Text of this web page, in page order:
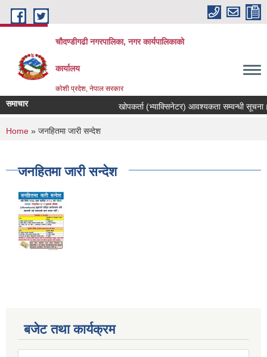
Skip to main content
चौदण्डीगढी नगरपालिका, नगर कार्यपालिकाको
कार्यालय
कोशी प्रदेश, नेपाल सरकार
समाचार खोपकर्ता (भ्याक्सिनेटर) आवश्यकता सम्वन्धी सूचना।
You are here
Home » जनहितमा जारी सन्देश
जनहितमा जारी सन्देश
बजेट तथा कार्यक्रम